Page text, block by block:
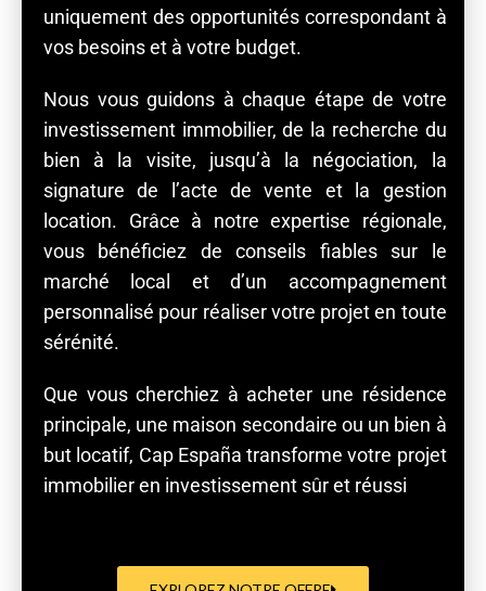
uniquement des opportunités correspondant à
vos besoins et à votre budget.
Nous vous guidons à chaque étape de votre
investissement immobilier, de la recherche du
bien à la visite, jusqu’à la négociation, la
signature de l’acte de vente et la gestion
location. Grâce à notre expertise régionale,
vous bénéficiez de conseils fiables sur le
marché local et d’un accompagnement
personnalisé pour réaliser votre projet en toute
sérénité.
Que vous cherchiez à acheter une résidence
principale, une maison secondaire ou un bien à
but locatif, Cap España transforme votre projet
immobilier en investissement sûr et réussi
EXPLOREZ NOTRE OFFRE